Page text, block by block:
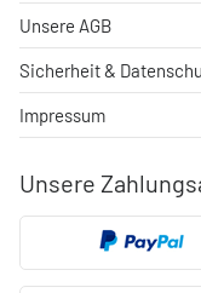
Unsere
Unsere AGB
Sicherheit &
Impressum